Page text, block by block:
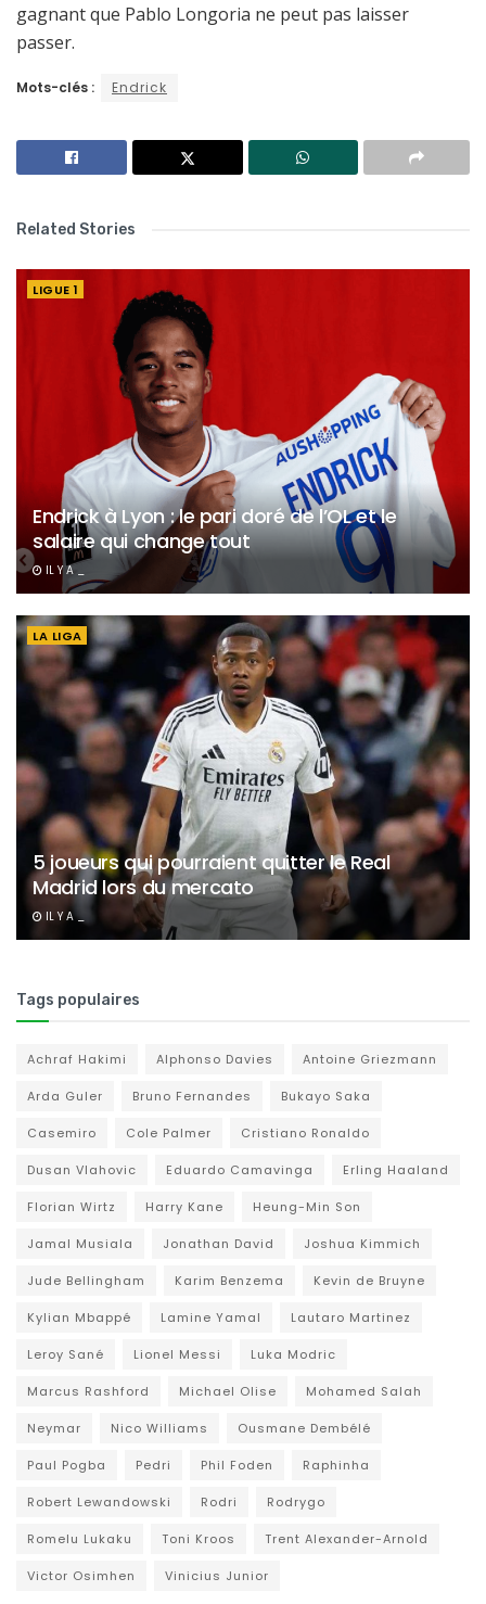
gagnant que Pablo Longoria ne peut pas laisser
passer.
Mots-clés : Endrick
Related Stories
LIGUE 1
Endrick à Lyon : le pari doré de l’OL et le
salaire qui change tout
IL Y A _
LA LIGA
5 joueurs qui pourraient quitter le Real
Madrid lors du mercato
IL Y A _
Tags populaires
Achraf Hakimi Alphonso Davies Antoine Griezmann
Arda Guler Bruno Fernandes Bukayo Saka
Casemiro Cole Palmer Cristiano Ronaldo
Dusan Vlahovic Eduardo Camavinga Erling Haaland
Florian Wirtz Harry Kane Heung-Min Son
Jamal Musiala Jonathan David Joshua Kimmich
Jude Bellingham Karim Benzema Kevin de Bruyne
Kylian Mbappé Lamine Yamal Lautaro Martinez
Leroy Sané Lionel Messi Luka Modric
Marcus Rashford Michael Olise Mohamed Salah
Neymar Nico Williams Ousmane Dembélé
Paul Pogba Pedri Phil Foden Raphinha
Robert Lewandowski Rodri Rodrygo
Romelu Lukaku Toni Kroos Trent Alexander-Arnold
Victor Osimhen Vinicius Junior